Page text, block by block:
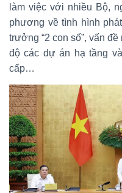
làm việc với nhiều Bộ,
phương về tình hình
trưởng “2 con số”, vấn
độ các dự án hạ tầng
cấp…